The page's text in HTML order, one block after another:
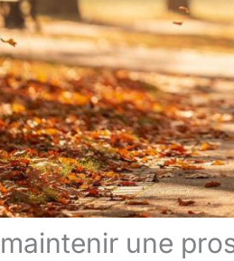
une